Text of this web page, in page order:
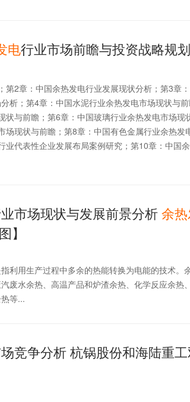
电行业市场前瞻与投资战略规
第2章：中国余热发电行业发展现状分析；第3章
析；第4章：中国水泥行业余热发电市场现状与前
状与前瞻；第6章：中国玻璃行业余热发电市场现
场现状与前瞻；第8章：中国有色金属行业余热发
业代表性企业发展布局案例研究；第10章：中国
市场现状与发展前景分析余热
】
利用生产过程中多余的热能转换为电能的技术。
废水余热、高温产品和炉渣余热、化学反应余热
等...
竞争分析 杭锅股份和海陆重工